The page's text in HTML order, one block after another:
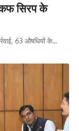
कफ सिरप के
63 औषधियों के…